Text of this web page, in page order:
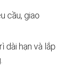
cầu, giao
dài hạn và lắp